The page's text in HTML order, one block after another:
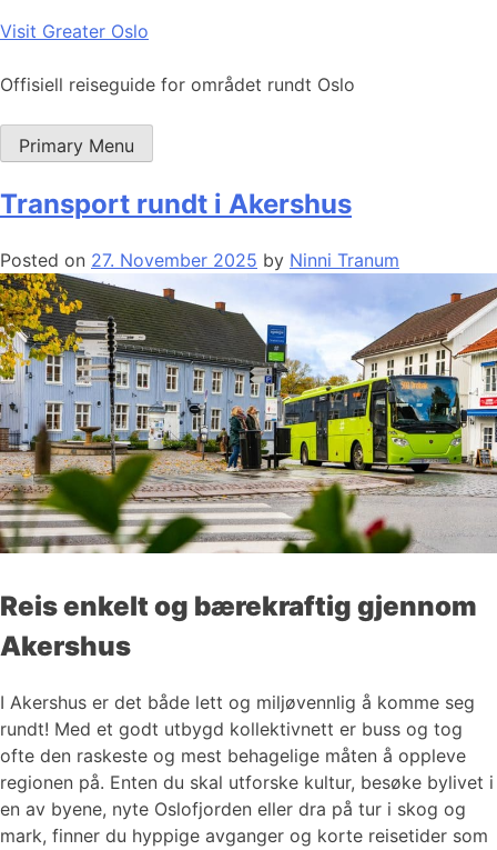
Skip
content
Visit Greater Oslo
Offisiell reiseguide for området rundt Oslo
Primary Menu
Transport rundt i Akershus
Posted on 27. November 2025 by Ninni Tranum
Reis enkelt og bærekraftig gjennom
Akershus
I Akershus er det både lett og miljøvennlig å komme seg
rundt! Med et godt utbygd kollektivnett er buss og tog
ofte den raskeste og mest behagelige måten å oppleve
regionen på. Enten du skal utforske kultur, besøke bylivet i
en av byene, nyte Oslofjorden eller dra på tur i skog og
mark, finner du hyppige avganger og korte reisetider som